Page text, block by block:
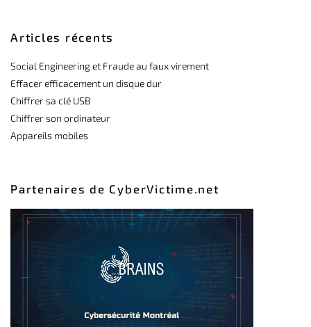
Articles récents
Social Engineering et Fraude au faux virement
Effacer efficacement un disque dur
Chiffrer sa clé USB
Chiffrer son ordinateur
Appareils mobiles
Partenaires de CyberVictime.net